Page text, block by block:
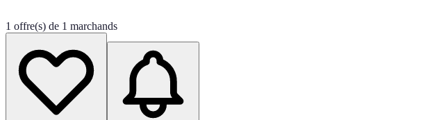
1 offre(s) de 1 marchands